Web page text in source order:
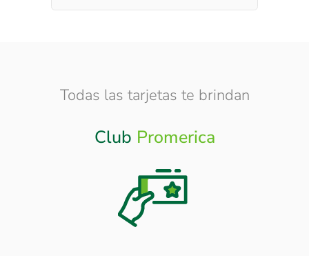
Todas las tarjetas te brindan
Club Promerica
OtrosBeneficios